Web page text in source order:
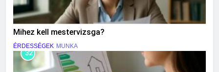
Mihez kell mestervizsga?
ÉRDESSÉGEK MUNKA
32